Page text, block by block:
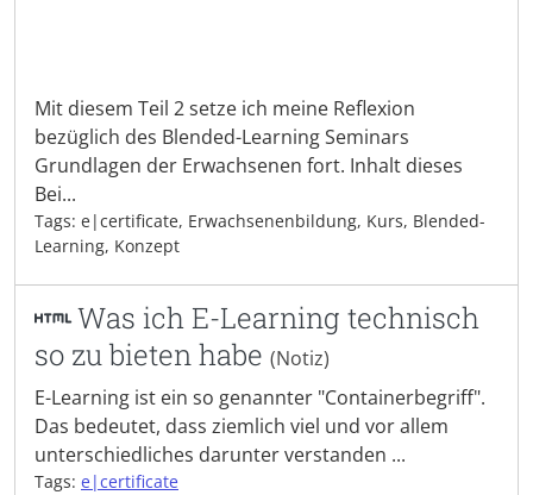
Mit diesem Teil 2 setze ich meine Reflexion
bezüglich des Blended-Learning Seminars
Grundlagen der Erwachsenen fort. Inhalt dieses
Bei...
Tags: e|certificate, Erwachsenenbildung, Kurs, Blended-
Learning, Konzept
Was ich E-Learning technisch
so zu bieten habe (Notiz)
E-Learning ist ein so genannter "Containerbegriff".
Das bedeutet, dass ziemlich viel und vor allem
unterschiedliches darunter verstanden ...
Tags: e|certificate